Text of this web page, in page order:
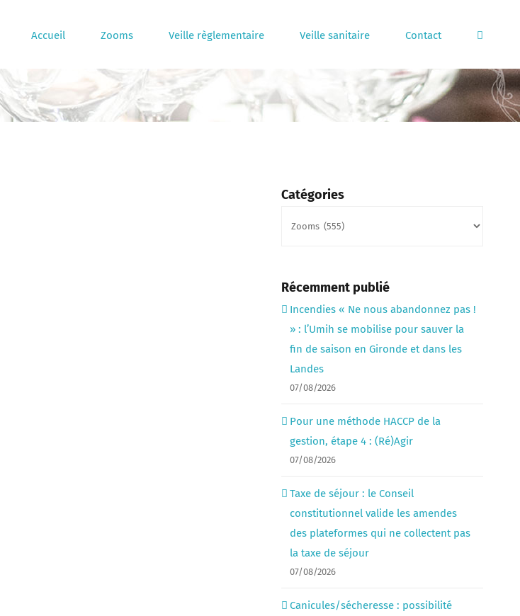
Accueil Zooms Veille règlementaire Veille sanitaire Contact
Catégories
Récemment publié
Incendies « Ne nous abandonnez pas !
» : l’Umih se mobilise pour sauver la
fin de saison en Gironde et dans les
Landes
07/08/2026
Pour une méthode HACCP de la
gestion, étape 4 : (Ré)Agir
07/08/2026
Taxe de séjour : le Conseil
constitutionnel valide les amendes
des plateformes qui ne collectent pas
la taxe de séjour
07/08/2026
Canicules/sécheresse : possibilité